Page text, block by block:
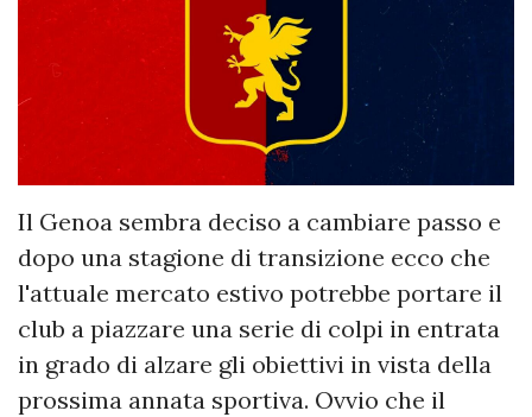
Il Genoa sembra deciso a cambiare passo e
dopo una stagione di transizione ecco che
l'attuale mercato estivo potrebbe portare il
club a piazzare una serie di colpi in entrata
in grado di alzare gli obiettivi in vista della
prossima annata sportiva. Ovvio che il